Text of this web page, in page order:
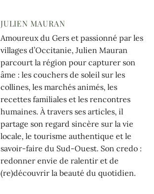
JULIEN MAURAN
Amoureux du Gers et passionné par les
villages d’Occitanie, Julien Mauran
parcourt la région pour capturer son
âme : les couchers de soleil sur les
collines, les marchés animés, les
recettes familiales et les rencontres
humaines. À travers ses articles, il
partage son regard sincère sur la vie
locale, le tourisme authentique et le
savoir-faire du Sud-Ouest. Son credo :
redonner envie de ralentir et de
(re)découvrir la beauté du quotidien.